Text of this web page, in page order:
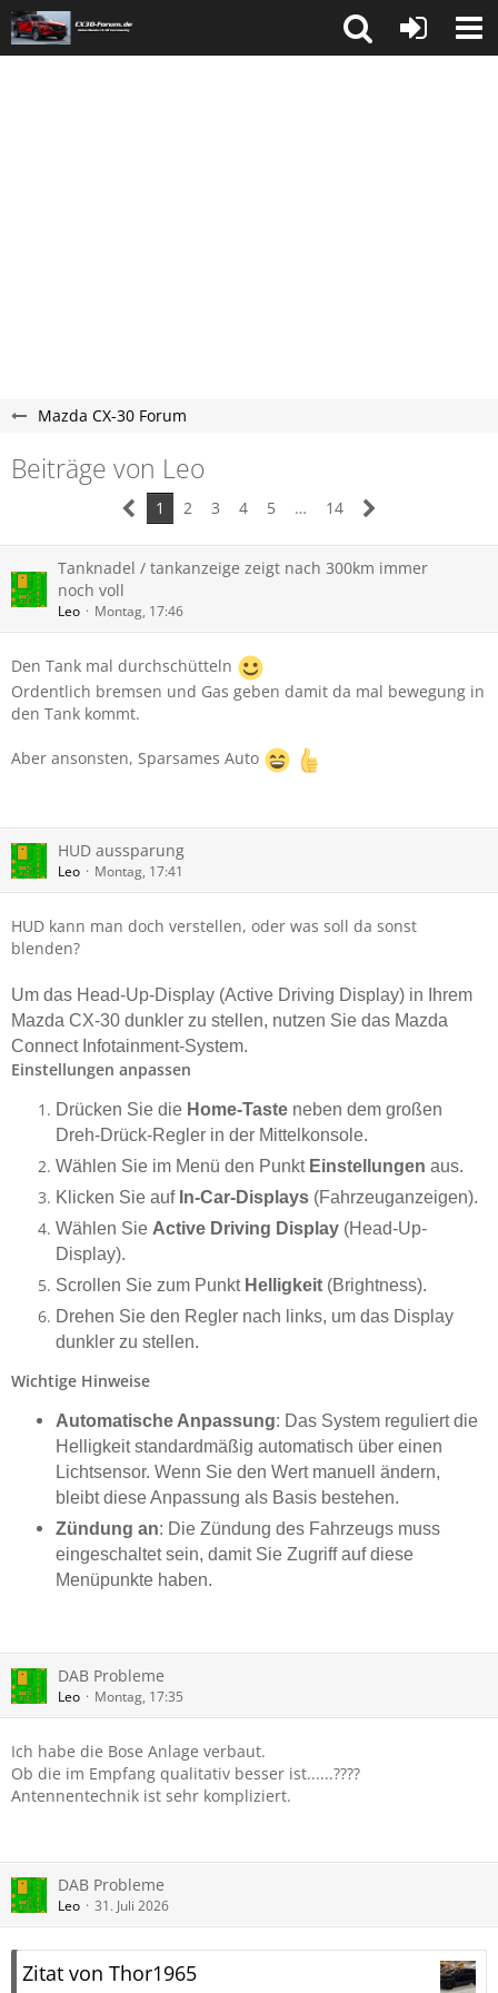
Mazda CX-30 Forum
Beiträge von Leo
1 2 3 4 5 … 14
Tanknadel / tankanzeige zeigt nach 300km immer
noch voll
Leo Montag, 17:46
Den Tank mal durchschütteln
Ordentlich bremsen und Gas geben damit da mal bewegung in
den Tank kommt.
Aber ansonsten, Sparsames Auto
HUD aussparung
Leo Montag, 17:41
HUD kann man doch verstellen, oder was soll da sonst
blenden?
Um das Head-Up-Display (Active Driving Display) in Ihrem
Mazda CX-30 dunkler zu stellen, nutzen Sie das Mazda
Connect Infotainment-System.
Einstellungen anpassen
Drücken Sie die Home-Taste neben dem großen
Dreh-Drück-Regler in der Mittelkonsole.
Wählen Sie im Menü den Punkt Einstellungen aus.
Klicken Sie auf In-Car-Displays (Fahrzeuganzeigen).
Wählen Sie Active Driving Display (Head-Up-
Display).
Scrollen Sie zum Punkt Helligkeit (Brightness).
Drehen Sie den Regler nach links, um das Display
dunkler zu stellen.
Wichtige Hinweise
Automatische Anpassung: Das System reguliert die
Helligkeit standardmäßig automatisch über einen
Lichtsensor. Wenn Sie den Wert manuell ändern,
bleibt diese Anpassung als Basis bestehen.
Zündung an: Die Zündung des Fahrzeugs muss
eingeschaltet sein, damit Sie Zugriff auf diese
Menüpunkte haben.
DAB Probleme
Leo Montag, 17:35
Ich habe die Bose Anlage verbaut.
Ob die im Empfang qualitativ besser ist......????
Antennentechnik ist sehr kompliziert.
DAB Probleme
Leo 31. Juli 2026
Zitat von Thor1965